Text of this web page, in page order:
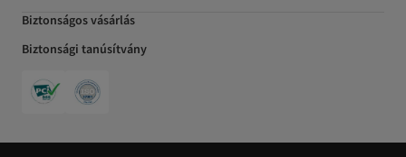
Biztonságos vásárlás
Biztonsági tanúsítvány